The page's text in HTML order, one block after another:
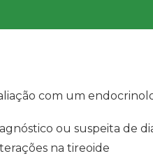
com um
ou suspeita de
na tireoide